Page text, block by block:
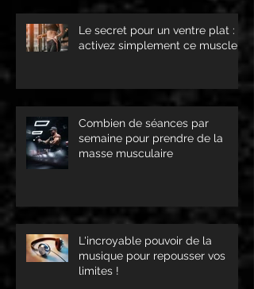
Le secret pour un ventre plat :
activez simplement ce muscle !
Combien de séances par
semaine pour prendre de la
masse musculaire
L'incroyable pouvoir de la
musique pour repousser vos
limites !